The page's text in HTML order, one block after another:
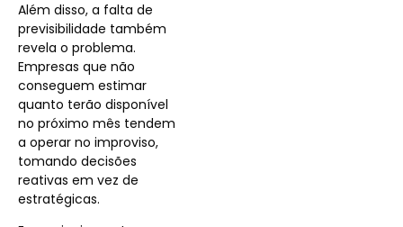
Além disso, a falta de
previsibilidade também
revela o problema.
Empresas que não
conseguem estimar
quanto terão disponível
no próximo mês tendem
a operar no improviso,
tomando decisões
reativas em vez de
estratégicas.